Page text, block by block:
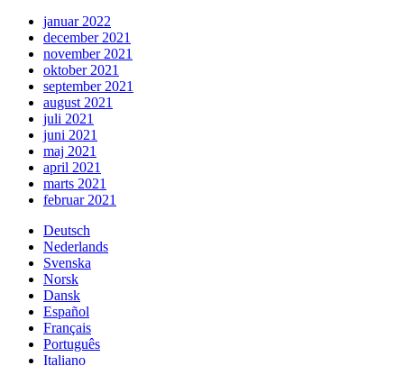
januar 2022
december 2021
november 2021
oktober 2021
september 2021
august 2021
juli 2021
juni 2021
maj 2021
april 2021
marts 2021
februar 2021
Deutsch
Nederlands
Svenska
Norsk
Dansk
Español
Français
Português
Italiano